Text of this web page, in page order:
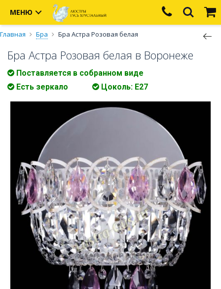
МЕНЮ
Главная Бра Бра Астра Розовая белая
Бра Астра Розовая белая в Воронеже
Поставляется в собранном виде
Есть зеркало
Цоколь: E27